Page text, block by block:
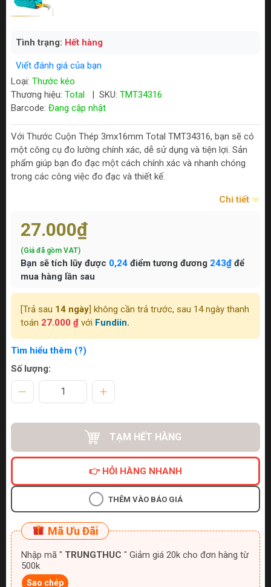
Tình trạng: Hết hàng
Viết đánh giá của bạn
Loại: Thước kéo
Thương hiệu: Total SKU: TMT34316
Barcode: Đang cập nhật
Với Thước Cuộn Thép 3mx16mm Total TMT34316, bạn sẽ có
một công cụ đo lường chính xác, dễ sử dụng và tiện lợi. Sản
phẩm giúp bạn đo đạc một cách chính xác và nhanh chóng
trong các công việc đo đạc và thiết kế.
Chi tiết
27.000₫
(Giá đã gồm VAT)
Bạn sẽ tích lũy được 0,24 điểm tương đương 243₫ để
mua hàng lần sau
[Trả sau 14 ngày ] không cần trả trước, sau 14 ngày thanh
toán 27.000 ₫ với Fundiin.
Tìm hiểu thêm (?)
Số lượng:
TẠM HẾT HÀNG
👉 HỎI HÀNG NHANH
THÊM VÀO BÁO GIÁ
Mã Ưu Đãi
Nhập mã " TRUNGTHUC " Giảm giá 20k cho đơn hàng từ
500k
Sao chép